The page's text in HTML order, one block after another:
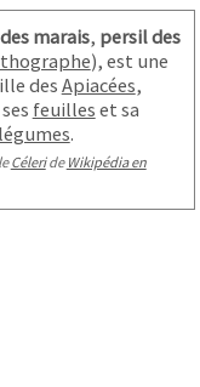
marais, persil des
), est une
desApiacées,
feuilles et sa
légumes.
Céleride Wikipédia en